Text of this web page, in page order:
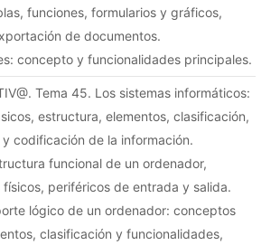
funciones, formularios y gráficos,
de documentos.
concepto y funcionalidades principales.
Tema 45. Los sistemas informáticos:
estructura, elementos, clasificación,
codificación de la información.
funcional de un ordenador,
periféricos de entrada y salida.
lógico de un ordenador: conceptos
clasificación y funcionalidades,